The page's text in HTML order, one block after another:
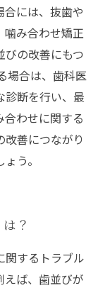
には、抜歯や
噛み合わせ矯正
びの改善にもつ
場合は、歯科医
診断を行い、最
わせに関する
改善につながり
う。
？
関するトラブル
えば、歯並びが